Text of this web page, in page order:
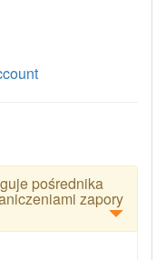
pośrednika
zapory